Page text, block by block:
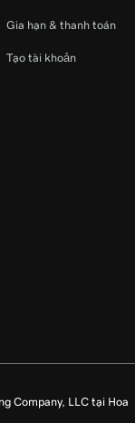
Gia hạn & thanh toán
Tạo tài khoản
Company, LLC tại Hoa